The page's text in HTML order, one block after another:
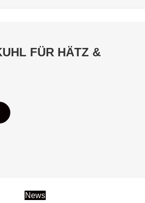
FÜR HÄTZ &
News